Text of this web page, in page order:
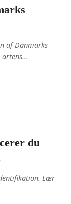
af Danmarks
du
Lær